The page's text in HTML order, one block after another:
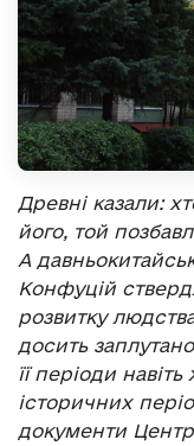
Древні казали:
його, той
А
Конфуцій
розвитку
досить
її періоди
історичних
документи